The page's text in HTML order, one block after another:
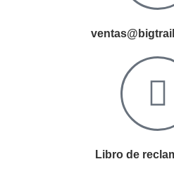
Libro de